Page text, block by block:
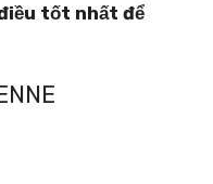
tốt nhất để